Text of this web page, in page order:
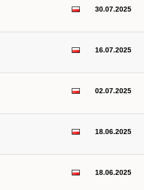
30.07.2025
16.07.2025
02.07.2025
18.06.2025
18.06.2025